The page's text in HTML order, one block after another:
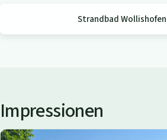
e
Strandbad Wollishofen
Impressionen